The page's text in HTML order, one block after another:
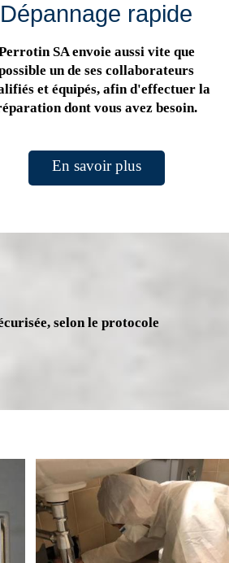
Dépannage rapide
SA envoie aussi vite que
un de ses collaborateurs
et équipés, afin d'effectuer la
dont vous avez besoin.
En savoir plus
selon le protocole